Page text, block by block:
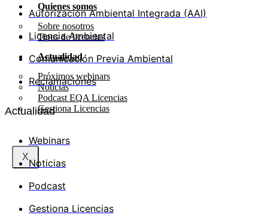
Quienes somos
Sobre nosotros
Tipos de licencias
Actualidad
Próximos webinars
Noticias
Podcast EQA Licencias
Gestiona Licencias
X
Autorización Ambiental Integrada (AAI)
Licencia Ambiental
Comunicación Previa Ambiental
Reclamaciones
Actualidad
Webinars
Noticias
Podcast
Gestiona Licencias